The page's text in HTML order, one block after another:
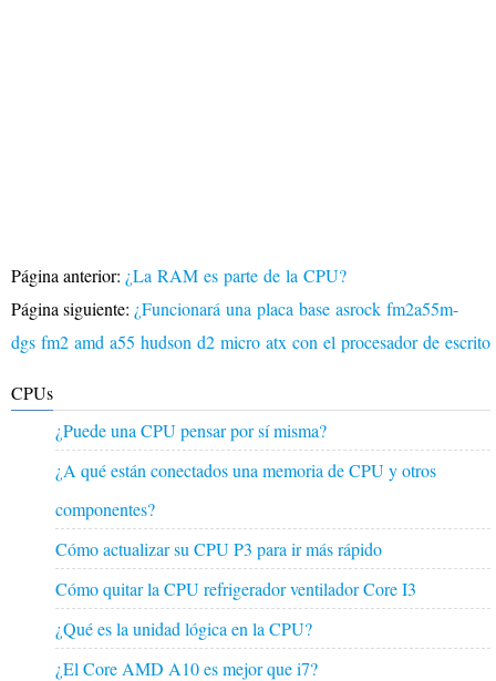
Página anterior: ¿La RAM es parte de la CPU?
Página siguiente: ¿Funcionará una placa base asrock fm2a55m-
dgs fm2 amd a55 hudson d2 micro atx con el procesador de
CPUs
¿Puede una CPU pensar por sí misma?
¿A qué están conectados una memoria de CPU y otros
componentes?
Cómo actualizar su CPU P3 para ir más rápido
Cómo quitar la CPU refrigerador ventilador Core I3
¿Qué es la unidad lógica en la CPU?
¿El Core AMD A10 es mejor que i7?